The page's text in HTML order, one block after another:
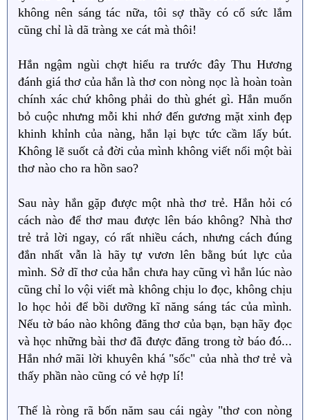
không nên sáng tác nữa, tôi sợ thầy có cố sức lắm
cũng chỉ là dã tràng xe cát mà thôi!
Hắn ngậm ngùi chợt hiểu ra trước đây Thu Hương
đánh giá thơ của hắn là thơ con nòng nọc là hoàn toàn
chính xác chứ không phải do thù ghét gì. Hắn muốn
bỏ cuộc nhưng mỗi khi nhớ đến gương mặt xinh đẹp
khinh khỉnh của nàng, hắn lại bực tức cầm lấy bút.
Không lẽ suốt cả đời của mình không viết nổi một bài
thơ nào cho ra hồn sao?
Sau này hắn gặp được một nhà thơ trẻ. Hắn hỏi có
cách nào để thơ mau được lên báo không? Nhà thơ
trẻ trả lời ngay, có rất nhiều cách, nhưng cách đúng
đắn nhất vẫn là hãy tự vươn lên bằng bút lực của
mình. Sở dĩ thơ của hắn chưa hay cũng vì hắn lúc nào
cũng chỉ lo vội viết mà không chịu lo đọc, không chịu
lo học hỏi để bồi dưỡng kĩ năng sáng tác của mình.
Nếu tờ báo nào không đăng thơ của bạn, bạn hãy đọc
và học những bài thơ đã được đăng trong tờ báo đó...
Hắn nhớ mãi lời khuyên khá "sốc" của nhà thơ trẻ và
thấy phần nào cũng có vẻ hợp lí!
Thế là ròng rã bốn năm sau cái ngày "thơ con nòng